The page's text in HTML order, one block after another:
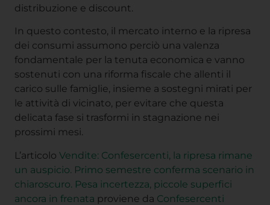
distribuzione e discount.
In questo contesto, il mercato interno e la ripresa
dei consumi assumono perciò una valenza
fondamentale per la tenuta economica e vanno
sostenuti con una riforma fiscale che allenti il
carico sulle famiglie, insieme a sostegni mirati per
le attività di vicinato, per evitare che questa
delicata fase si trasformi in stagnazione nei
prossimi mesi.
L’articolo Vendite: Confesercenti, la ripresa rimane
un auspicio. Primo semestre conferma scenario in
chiaroscuro. Pesa incertezza, piccole superfici
ancora in frenata proviene da Confesercenti